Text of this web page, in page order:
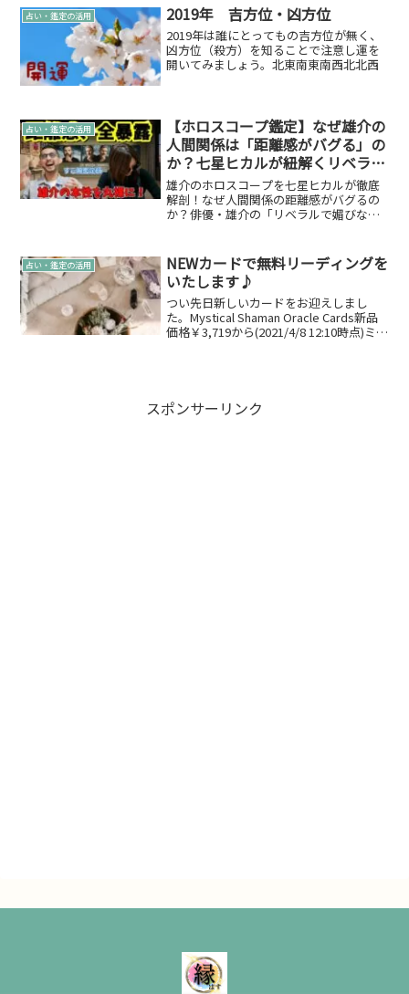
ある中でこちらのペ...
占い・鑑定の活用 2019年 吉方位・凶方位
2019年は誰にとってもの吉方位が無く、
凶方位（殺方）を知ることで注意し運を
開いてみましょう。北東南東南西北北西
占い・鑑定の活用
【ホロスコープ鑑定】なぜ雄介の
人間関係は「距離感がバグる」の
か？七星ヒカルが紐解くリベラル
な本性と、アイドル気質な承認欲
求の正体
雄介のホロスコープを七星ヒカルが徹底
解剖！なぜ人間関係の距離感がバグるの
か？俳優・雄介の「リベラルで媚びな
その本当の素顔とは？
占い・鑑定の活用
NEWカードで無料リーディングを
いたします♪
つい先日新しいカードをお迎えしまし
た。Mystical Shaman Oracle Cards新品
価格￥3,719から(2021/4/8 12:10時点)ミス
スポンサーリンク